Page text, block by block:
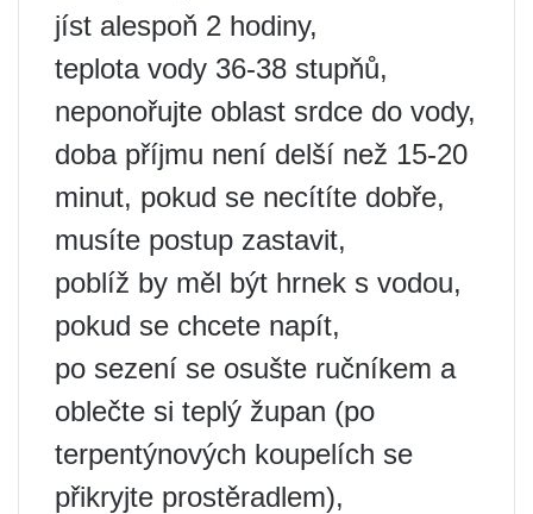
jíst alespoň 2 hodiny,
teplota vody 36-38 stupňů,
neponořujte oblast srdce do vody,
doba příjmu není delší než 15-20
minut, pokud se necítíte dobře,
musíte postup zastavit,
poblíž by měl být hrnek s vodou,
pokud se chcete napít,
po sezení se osušte ručníkem a
oblečte si teplý župan (po
terpentýnových koupelích se
přikryjte prostěradlem),